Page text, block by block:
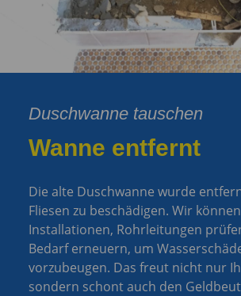
Duschwanne tauschen
Wanne entfernt
Die alte Duschwanne wurde
Fliesen zu beschädigen. Wir
Installationen, Rohrleitungen
Bedarf erneuern, um
vorzubeugen. Das freut nicht nur
sondern schont auch den